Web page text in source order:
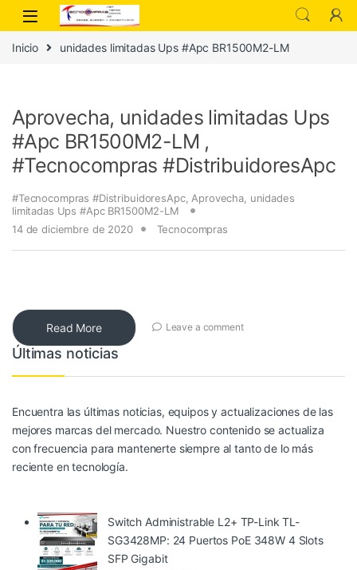
Inicio unidades limitadas Ups #Apc BR1500M2-LM
Aprovecha, unidades limitadas Ups
#Apc BR1500M2-LM ,
#Tecnocompras #DistribuidoresApc
#Tecnocompras #DistribuidoresApc, Aprovecha unidades
limitadas Ups #Apc BR1500M2-LM
14 de diciembre de 2020
Tecnocompras
Read More Leave a comment
Últimas noticias
Encuentra las últimas noticias, equipos y actualizaciones de las
mejores marcas del mercado. Nuestro contenido se actualiza
con frecuencia para mantenerte siempre al tanto de lo más
reciente en tecnología.
Switch Administrable L2+ TP-Link TL-
SG3428MP: 24 Puertos PoE 348W 4 Slots
SFP Gigabit